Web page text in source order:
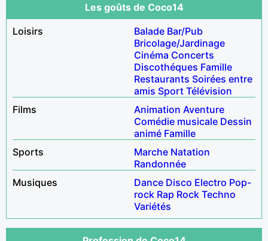
Les goûts de Coco14
Loisirs
Balade Bar/Pub
Bricolage/Jardinage
Cinéma Concerts
Discothéques Famille
Restaurants Soirées entre
amis Sport Télévision
Films
Animation Aventure
Comédie musicale Dessin
animé Famille
Sports
Marche Natation
Randonnée
Musiques
Dance Disco Electro Pop-
rock Rap Rock Techno
Variétés